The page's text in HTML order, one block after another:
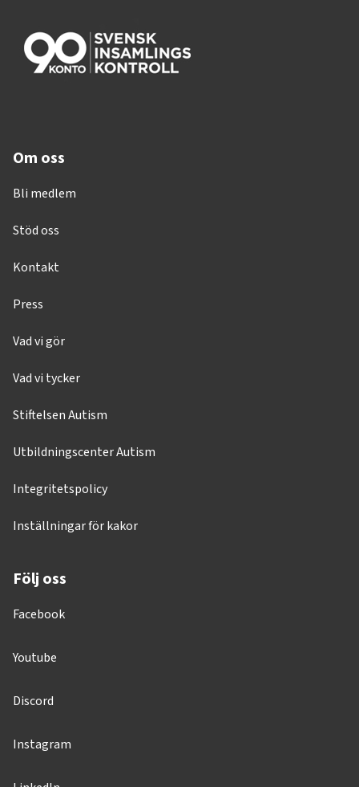
Om oss
Bli medlem
Stöd oss
Kontakt
Press
Vad vi gör
Vad vi tycker
Stiftelsen Autism
Utbildningscenter Autism
Integritetspolicy
Inställningar för kakor
Följ oss
Facebook
Youtube
Discord
Instagram